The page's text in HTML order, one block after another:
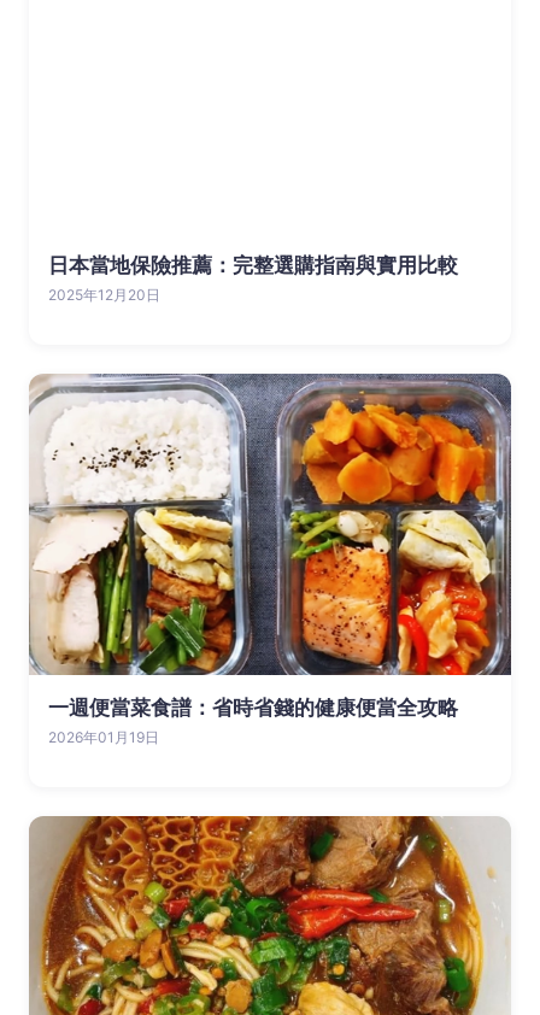
日本當地保險推薦：完整選購指南與實用比較
2025年12月20日
一週便當菜食譜：省時省錢的健康便當全攻略
2026年01月19日